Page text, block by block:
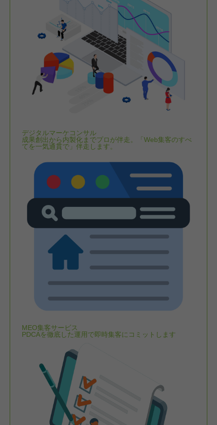
デジタルマーケコンサル
成果創出から内製化までプロが伴走。「Web集客のすべ
てを一気通貫で」伴走します。
MEO集客サービス
PDCAを徹底した運用で即時集客にコミットします